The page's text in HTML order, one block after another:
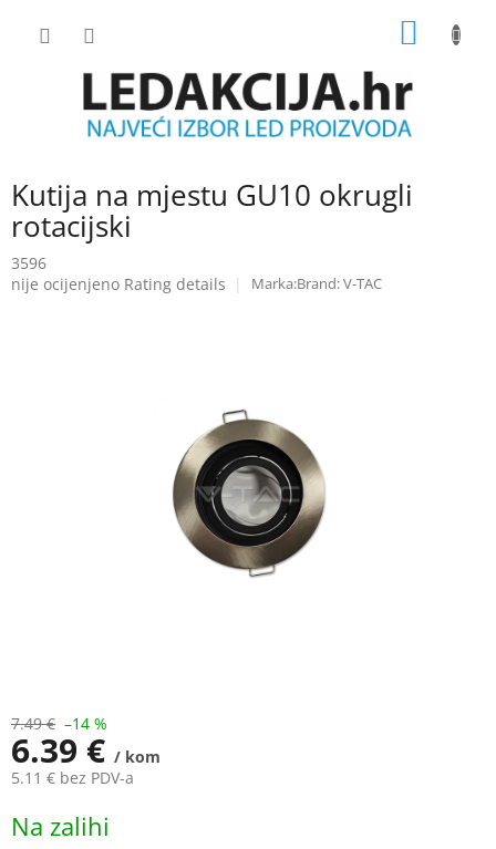
Kutija na mjestu GU10 okrugli
rotacijski
3596
The
nije ocijenjeno Rating details Brand:V-TAC
7.49 € –14 %
6.39 € / kom
5.11 € bez PDV-a
price:
Na zalihi